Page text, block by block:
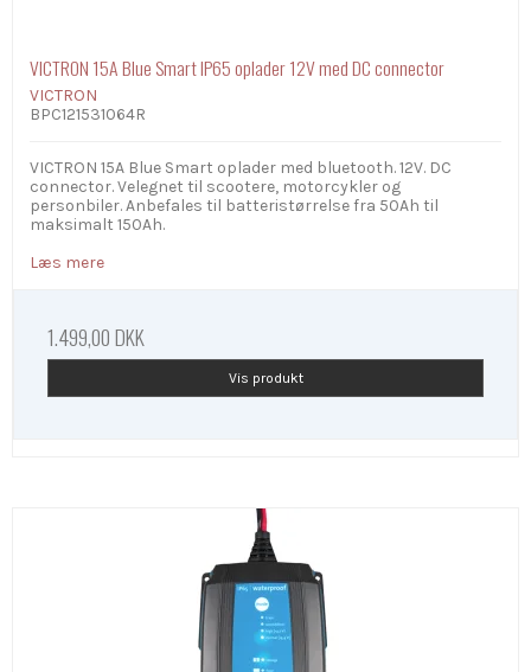
VICTRON 15A Blue Smart IP65 oplader 12V med DC connector
VICTRON
BPC121531064R
VICTRON 15A Blue Smart oplader med bluetooth. 12V. DC
connector. Velegnet til scootere, motorcykler og
personbiler. Anbefales til batteristørrelse fra 50Ah til
maksimalt 150Ah.
Læs mere
1.499,00 DKK
Vis produkt